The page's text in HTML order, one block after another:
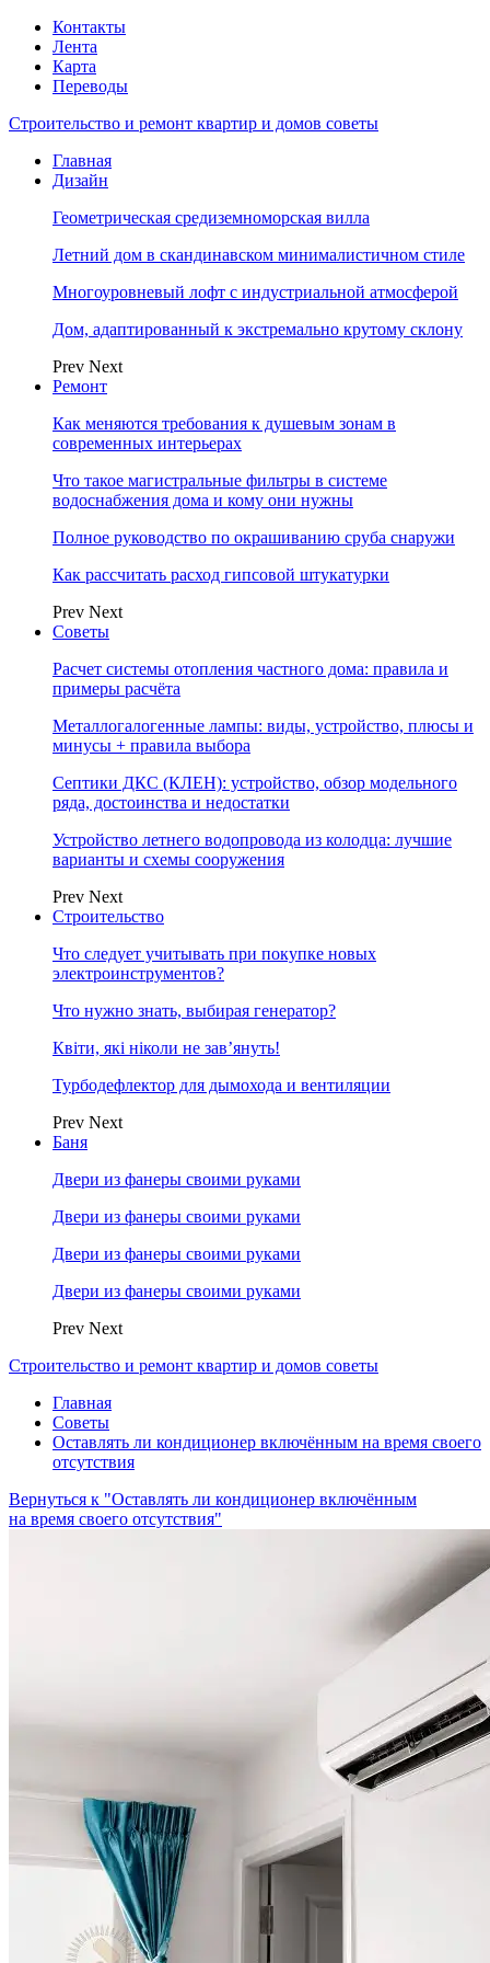
Контакты
Лента
Карта
Переводы
Строительство и ремонт квартир и домов советы
Главная
Дизайн
Геометрическая средиземноморская вилла
Летний дом в скандинавском минималистичном стиле
Многоуровневый лофт с индустриальной атмосферой
Дом, адаптированный к экстремально крутому склону
Prev Next
Ремонт
Как меняются требования к душевым зонам в
современных интерьерах
Что такое магистральные фильтры в системе
водоснабжения дома и кому они нужны
Полное руководство по окрашиванию сруба снаружи
Как рассчитать расход гипсовой штукатурки
Prev Next
Советы
Расчет системы отопления частного дома: правила и
примеры расчёта
Металлогалогенные лампы: виды, устройство, плюсы и
минусы + правила выбора
Септики ДКС (КЛЕН): устройство, обзор модельного
ряда, достоинства и недостатки
Устройство летнего водопровода из колодца: лучшие
варианты и схемы сооружения
Prev Next
Строительство
Что следует учитывать при покупке новых
электроинструментов?
Что нужно знать, выбирая генератор?
Квіти, які ніколи не зав’януть!
Турбодефлектор для дымохода и вентиляции
Prev Next
Баня
Двери из фанеры своими руками
Двери из фанеры своими руками
Двери из фанеры своими руками
Двери из фанеры своими руками
Prev Next
Строительство и ремонт квартир и домов советы
Главная
Советы
Оставлять ли кондиционер включённым на время своего
отсутствия
Вернуться к "Оставлять ли кондиционер включённым
на время своего отсутствия"